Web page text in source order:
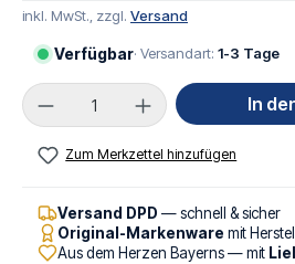
inkl. MwSt., zzgl. Versand
Verfügbar· Versandart: 1-3 Tage
Produkt Anzahl: Gib den
In
Zum Merkzettel hinzufügen
Versand DPD — schnell & sicher
Original-Markenware mit
Aus dem Herzen Bayerns — mit